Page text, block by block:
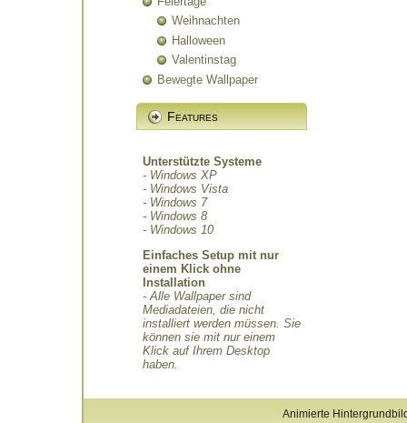
Weihnachten
Halloween
Valentinstag
Bewegte Wallpaper
Features
Unterstützte Systeme
- Windows XP
- Windows Vista
- Windows 7
- Windows 8
- Windows 10
Einfaches Setup mit nur
einem Klick ohne
Installation
- Alle Wallpaper sind
Mediadateien, die nicht
installiert werden müssen. Sie
können sie mit nur einem
Klick auf Ihrem Desktop
haben.
Animierte